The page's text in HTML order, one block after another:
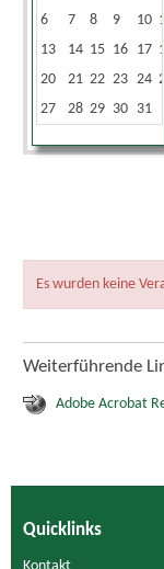
6
7 8 9 10
13
14 15 16 17
20
21 22 23 24
27
28 29 30 31
Es wurden keine
Weiterführende
Adobe Acrobat
Quicklinks